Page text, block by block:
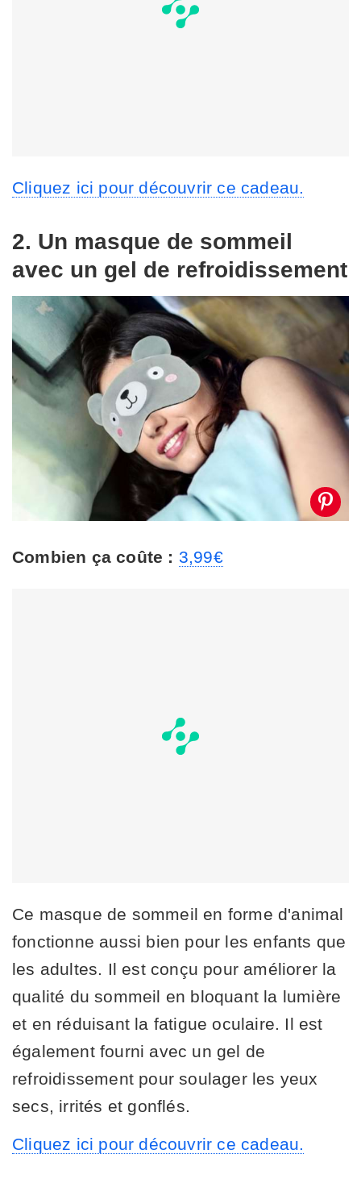
Cliquez ici pour découvrir ce cadeau.
2. Un masque de sommeil
avec un gel de refroidissement
Combien ça coûte : 3,99€
Ce masque de sommeil en forme d'animal
fonctionne aussi bien pour les enfants que
les adultes. Il est conçu pour améliorer la
qualité du sommeil en bloquant la lumière
et en réduisant la fatigue oculaire. Il est
également fourni avec un gel de
refroidissement pour soulager les yeux
secs, irrités et gonflés.
Cliquez ici pour découvrir ce cadeau.